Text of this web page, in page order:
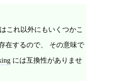
はこれ以外にもいくつかこ
在するので、 その意味で
には互換性がありませ